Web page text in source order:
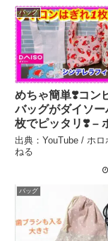
バッグ
めちゃ簡単❣️コン
バッグがダイソー
枚でピッタリ❣️ –
ちゃんねる
出典：YouTube / ホロ
ねる
バッグ